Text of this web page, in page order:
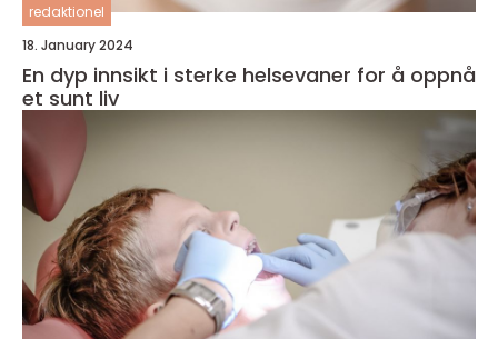
redaktionel
18. January 2024
En dyp innsikt i sterke helsevaner for å oppnå
et sunt liv